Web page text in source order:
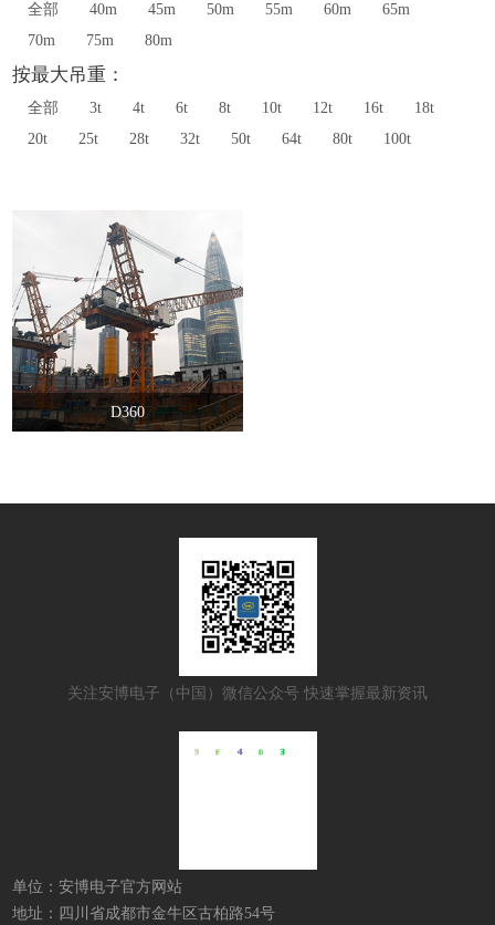
全部 40m 45m 50m 55m 60m
65m
70m
75m 80m
按最大吊重：
全部 3t 4t 6t 8t 10t 12t 16t
18t
20t
25t 28t 32t 50t 64t 80t 100t
D360
关注安博电子（中国）微信公众号 快速掌握最新资讯
单位：安博电子官方网站
地址：四川省成都市金牛区古柏路54号